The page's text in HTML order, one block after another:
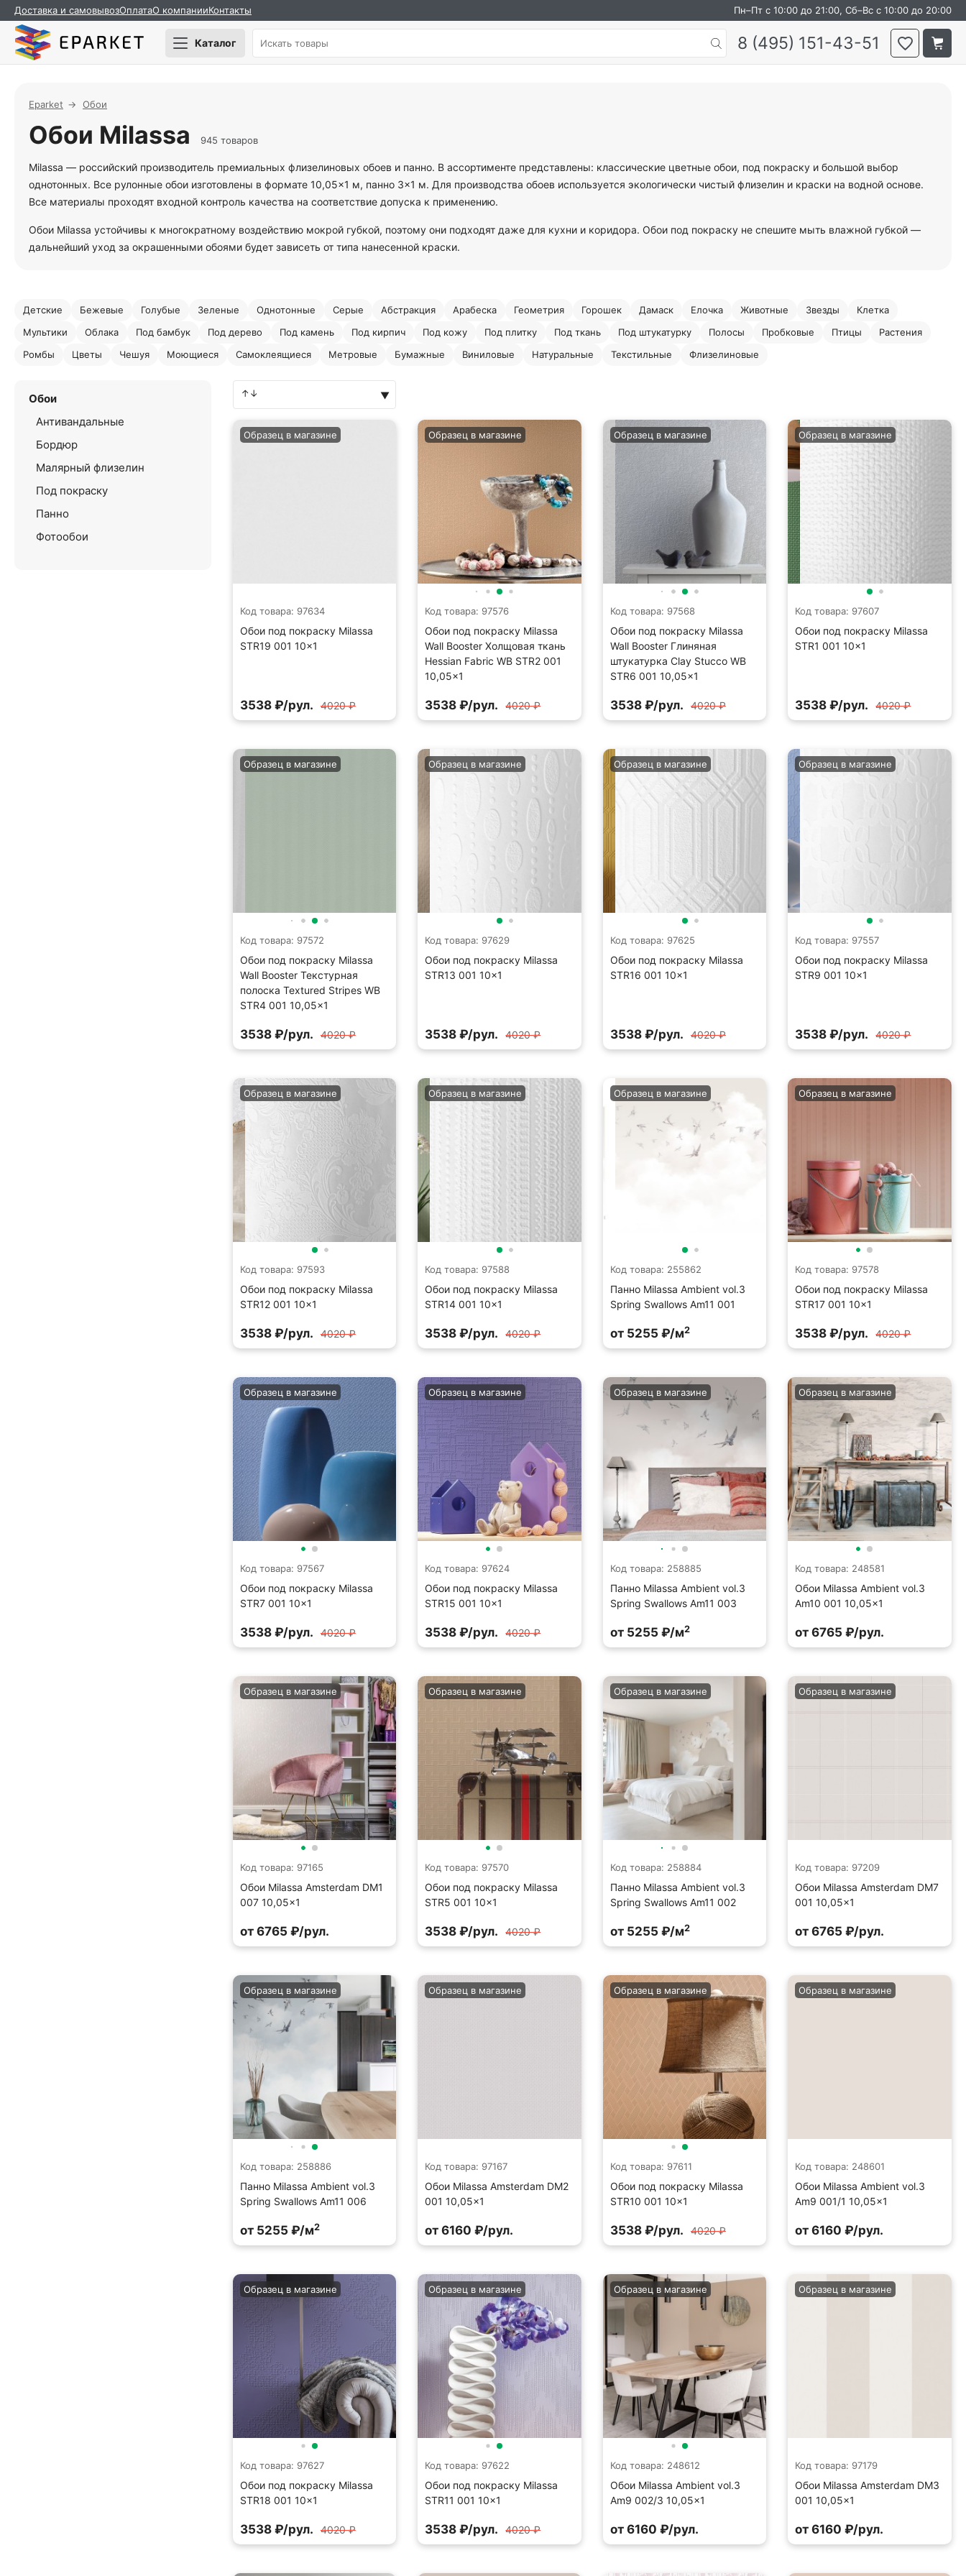
Доставка и самовывозОплатаО компанииКонтакты Пн–Пт с 10:00 до 21:00, Сб–Вс с 10:00 до 20:00
Каталог 8 (495) 151-43-51
Eparket Обои
Обои Milassa 945 товаров
Milassa — российский производитель премиальных флизелиновых обоев и панно. В ассортименте представлены: классические цветные обои, под покраску и большой выбор
однотонных. Все рулонные обои изготовлены в формате 10,05×1 м, панно 3×1 м. Для производства обоев используется экологически чистый флизелин и краски на водной основе.
Все материалы проходят входной контроль качества на соответствие допуска к применению.
Обои Milassa устойчивы к многократному воздействию мокрой губкой, поэтому они подходят даже для кухни и коридора. Обои под покраску не спешите мыть влажной губкой —
дальнейший уход за окрашенными обоями будет зависеть от типа нанесенной краски.
Детские Бежевые Голубые Зеленые Однотонные Серые Абстракция Арабеска Геометрия Горошек Дамаск Елочка Животные Звезды
Клетка
Мультики
Облака Под бамбук Под дерево Под камень Под кирпич Под кожу Под плитку Под ткань Под штукатурку Полосы Пробковые Птицы
Растения
Ромбы
Цветы Чешуя Моющиеся Самоклеящиеся Метровые Бумажные Виниловые Натуральные Текстильные Флизелиновые
Обои
Антивандальные
Бордюр
Малярный флизелин
Под покраску
Панно
Фотообои
Код товара: 97634
Обои под покраску Milassa
STR19 001 10×1
Образец в магазине
3538 ₽/рул. 4020 ₽
Код товара: 97576
Обои под покраску Milassa
Wall Booster Холщовая ткань
Hessian Fabric WB STR2 001
10,05×1
Образец в магазине
3538 ₽/рул. 4020 ₽
Код товара: 97568
Обои под покраску Milassa
Wall Booster Глиняная
штукатурка Clay Stucco WB
STR6 001 10,05×1
Образец в магазине
3538 ₽/рул. 4020 ₽
Код товара: 97607
Обои под покраску Milassa
STR1 001 10×1
Образец в магазине
3538 ₽/рул. 4020 ₽
Код товара: 97572
Обои под покраску Milassa
Wall Booster Текстурная
полоска Textured Stripes WB
STR4 001 10,05×1
Образец в магазине
3538 ₽/рул. 4020 ₽
Код товара: 97629
Обои под покраску Milassa
STR13 001 10×1
Образец в магазине
3538 ₽/рул. 4020 ₽
Код товара: 97625
Обои под покраску Milassa
STR16 001 10×1
Образец в магазине
3538 ₽/рул. 4020 ₽
Код товара: 97557
Обои под покраску Milassa
STR9 001 10×1
Образец в магазине
3538 ₽/рул. 4020 ₽
Код товара: 97593
Обои под покраску Milassa
STR12 001 10×1
Образец в магазине
3538 ₽/рул. 4020 ₽
Код товара: 97588
Обои под покраску Milassa
STR14 001 10×1
Образец в магазине
3538 ₽/рул. 4020 ₽
Код товара: 255862
Панно Milassa Ambient vol.3
Spring Swallows Am11 001
Образец в магазине
от 5255 ₽/м2
Код товара: 97578
Обои под покраску Milassa
STR17 001 10×1
Образец в магазине
3538 ₽/рул. 4020 ₽
Код товара: 97567
Обои под покраску Milassa
STR7 001 10×1
Образец в магазине
3538 ₽/рул. 4020 ₽
Код товара: 97624
Обои под покраску Milassa
STR15 001 10×1
Образец в магазине
3538 ₽/рул. 4020 ₽
Код товара: 258885
Панно Milassa Ambient vol.3
Spring Swallows Am11 003
Образец в магазине
от 5255 ₽/м2
Код товара: 248581
Обои Milassa Ambient vol.3
Am10 001 10,05×1
Образец в магазине
от 6765 ₽/рул.
Код товара: 97165
Обои Milassa Amsterdam DM1
007 10,05×1
Образец в магазине
от 6765 ₽/рул.
Код товара: 97570
Обои под покраску Milassa
STR5 001 10×1
Образец в магазине
3538 ₽/рул. 4020 ₽
Код товара: 258884
Панно Milassa Ambient vol.3
Spring Swallows Am11 002
Образец в магазине
от 5255 ₽/м2
Код товара: 97209
Обои Milassa Amsterdam DM7
001 10,05×1
Образец в магазине
от 6765 ₽/рул.
Код товара: 258886
Панно Milassa Ambient vol.3
Spring Swallows Am11 006
Образец в магазине
от 5255 ₽/м2
Код товара: 97167
Обои Milassa Amsterdam DM2
001 10,05×1
Образец в магазине
от 6160 ₽/рул.
Код товара: 97611
Обои под покраску Milassa
STR10 001 10×1
Образец в магазине
3538 ₽/рул. 4020 ₽
Код товара: 248601
Обои Milassa Ambient vol.3
Am9 001/1 10,05×1
Образец в магазине
от 6160 ₽/рул.
Код товара: 97627
Обои под покраску Milassa
STR18 001 10×1
Образец в магазине
3538 ₽/рул. 4020 ₽
Код товара: 97622
Обои под покраску Milassa
STR11 001 10×1
Образец в магазине
3538 ₽/рул. 4020 ₽
Код товара: 248612
Обои Milassa Ambient vol.3
Am9 002/3 10,05×1
Образец в магазине
от 6160 ₽/рул.
Код товара: 97179
Обои Milassa Amsterdam DM3
001 10,05×1
Образец в магазине
от 6160 ₽/рул.